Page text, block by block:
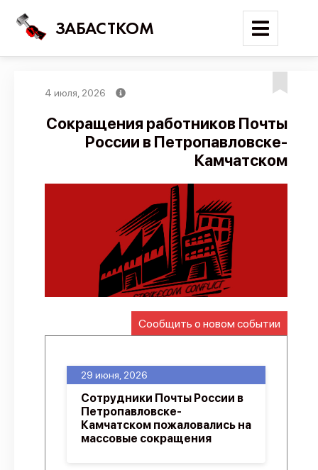
ЗАБАСТКОМ
Поиск
Карта событий
Трудовые конфликты
Отчеты
Предложить публикацию
Справочник
API
О проекте
4 июля, 2026
Сокращения работников Почты
России в Петропавловске-
Камчатском
Сообщить о новом событии
29 июня, 2026
Сотрудники Почты России в
Петропавловске-
Камчатском пожаловались на
массовые сокращения